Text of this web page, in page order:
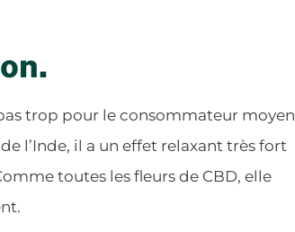
trop pour le consommateur moyen
l’Inde, il a un effet relaxant très fort
toutes les fleurs de CBD, elle